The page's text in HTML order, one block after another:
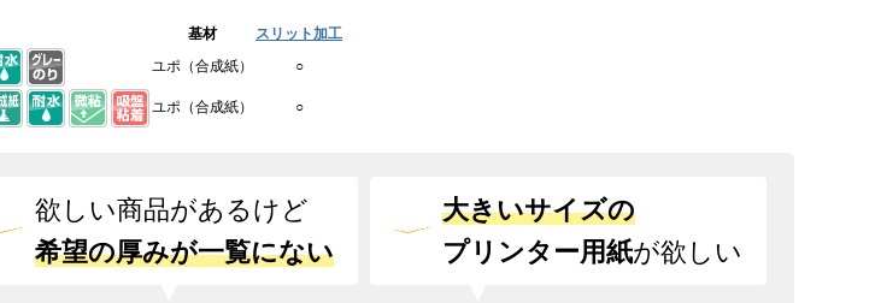
基材 スリット加工
ユポ（合成紙） ○
ユポ（合成紙） ○
欲しい商品があるけど
希望の厚みが一覧にない
大きいサイズの
プリンター用紙が欲しい